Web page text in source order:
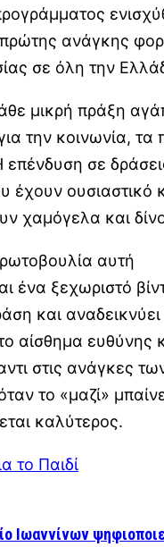
ανάγκης
σε όλη την
μικρή πράξη
την κοινωνία, τα
επένδυση σε
έχουν ουσιαστικό
χαμόγελα και
αυτή
ένα ξεχωριστό
και αναδεικνύει
αίσθημα ευθύνης
στις ανάγκες
το «μαζί»
καλύτερος.
το Παιδί
Ιωαννίνων